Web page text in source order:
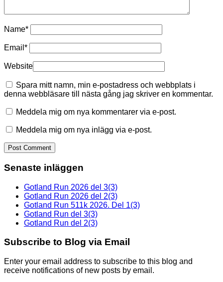
Name*
Email *
Website
Spara mitt namn, min e-postadress och webbplats i
denna webbläsare till nästa gång jag skriver en kommentar.
Meddela mig om nya kommentarer via e-post.
Meddela mig om nya inlägg via e-post.
Senaste inläggen
Gotland Run 2026 del 3(3)
Gotland Run 2026 del 2(3)
Gotland Run 511k 2026. Del 1(3)
Gotland Run del 3(3)
Gotland Run del 2(3)
Subscribe to Blog via Email
Enter your email address to subscribe to this blog and
receive notifications of new posts by email.